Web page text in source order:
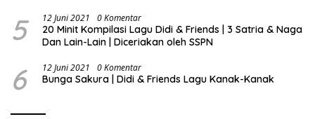
5 12 Juni 2021 0 Komentar
20 Minit Kompilasi Lagu Didi & Friends | 3 Satria & Naga
Dan Lain-Lain | Diceriakan oleh SSPN
6 12 Juni 2021 0 Komentar
Bunga Sakura | Didi & Friends Lagu Kanak-Kanak